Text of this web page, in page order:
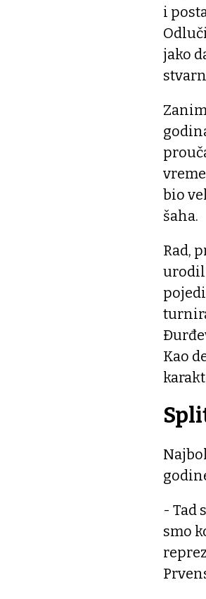
i
jako
bio
šaha.
Rad,
Kao
- Tad
smo